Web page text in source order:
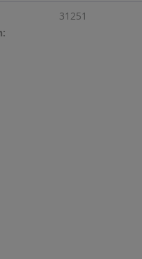
31251